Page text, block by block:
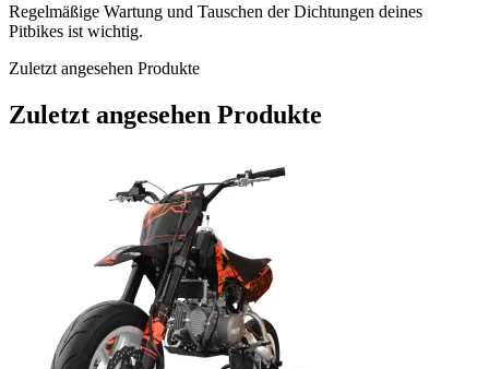
Regelmäßige Wartung und Tauschen der Dichtungen deines
Pitbikes ist wichtig.
Zuletzt angesehen Produkte
Zuletzt angesehen Produkte